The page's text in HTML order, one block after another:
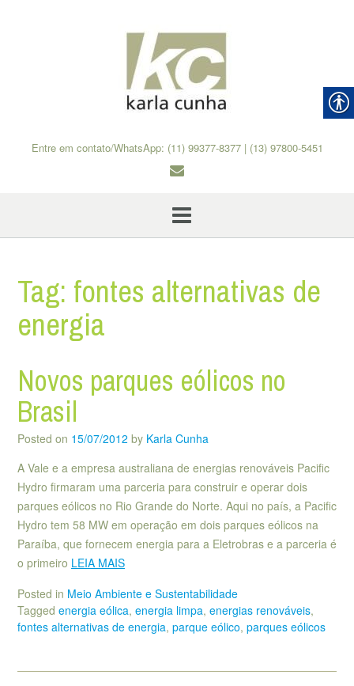
Entre em contato/WhatsApp: (11) 99377-8377 | (13) 97800-5451
Tag: fontes alternativas de
energia
Novos parques eólicos no
Brasil
Posted on 15/07/2012 by Karla Cunha
A Vale e a empresa australiana de energias renováveis Pacific
Hydro firmaram uma parceria para construir e operar dois
parques eólicos no Rio Grande do Norte. Aqui no país, a Pacific
Hydro tem 58 MW em operação em dois parques eólicos na
Paraíba, que fornecem energia para a Eletrobras e a parceria é
o primeiro LEIA MAIS
Posted in Meio Ambiente e Sustentabilidade
Tagged energia eólica, energia limpa, energias renováveis,
fontes alternativas de energia, parque eólico, parques eólicos